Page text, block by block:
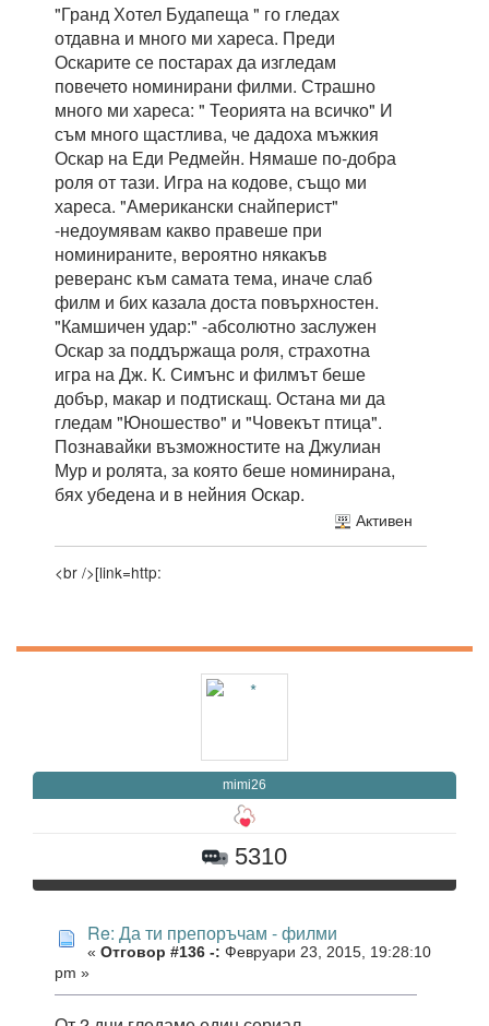
"Гранд Хотел Будапеща " го гледах
отдавна и много ми хареса. Преди
Оскарите се постарах да изгледам
повечето номинирани филми. Страшно
много ми хареса: " Теорията на всичко" И
съм много щастлива, че дадоха мъжкия
Оскар на Еди Редмейн. Нямаше по-добра
роля от тази. Игра на кодове, също ми
хареса. "Американски снайперист"
-недоумявам какво правеше при
номинираните, вероятно някакъв
реверанс към самата тема, иначе слаб
филм и бих казала доста повърхностен.
"Камшичен удар:" -абсолютно заслужен
Оскар за поддържаща роля, страхотна
игра на Дж. К. Симънс и филмът беше
добър, макар и подтискащ. Остана ми да
гледам "Юношество" и "Човекът птица".
Познавайки възможностите на Джулиан
Мур и ролята, за която беше номинирана,
бях убедена и в нейния Оскар.
Активен
<br />[link=http:
mimi26
5310
Re: Да ти препоръчам - филми
« Отговор #136 -: Февруари 23, 2015, 19:28:10
pm »